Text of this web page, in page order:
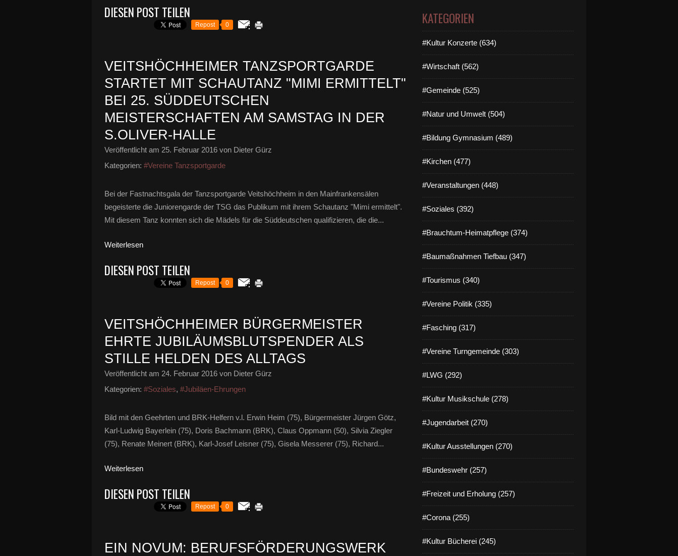
DIESEN POST TEILEN
Repost 0
VEITSHÖCHHEIMER TANZSPORTGARDE
STARTET MIT SCHAUTANZ "MIMI ERMITTELT"
BEI 25. SÜDDEUTSCHEN
MEISTERSCHAFTEN AM SAMSTAG IN DER
S.OLIVER-HALLE
Veröffentlicht am 25. Februar 2016 von Dieter Gürz
Kategorien: #Vereine Tanzsportgarde
Bei der Fastnachtsgala der Tanzsportgarde Veitshöchheim in den Mainfrankensälen
begeisterte die Juniorengarde der TSG das Publikum mit ihrem Schautanz "Mimi ermittelt".
Mit diesem Tanz konnten sich die Mädels für die Süddeutschen qualifizieren, die die...
Weiterlesen
DIESEN POST TEILEN
Repost 0
VEITSHÖCHHEIMER BÜRGERMEISTER
EHRTE JUBILÄUMSBLUTSPENDER ALS
STILLE HELDEN DES ALLTAGS
Veröffentlicht am 24. Februar 2016 von Dieter Gürz
Kategorien: #Soziales, #Jubiläen-Ehrungen
Bild mit den Geehrten und BRK-Helfern v.l. Erwin Heim (75), Bürgermeister Jürgen Götz,
Karl-Ludwig Bayerlein (75), Doris Bachmann (BRK), Claus Oppmann (50), Silvia Ziegler
(75), Renate Meinert (BRK), Karl-Josef Leisner (75), Gisela Messerer (75), Richard...
Weiterlesen
DIESEN POST TEILEN
Repost 0
EIN NOVUM: BERUFSFÖRDERUNGSWERK
KATEGORIEN
#Kultur Konzerte (634)
#Wirtschaft (562)
#Gemeinde (525)
#Natur und Umwelt (504)
#Bildung Gymnasium (489)
#Kirchen (477)
#Veranstaltungen (448)
#Soziales (392)
#Brauchtum-Heimatpflege (374)
#Baumaßnahmen Tiefbau (347)
#Tourismus (340)
#Vereine Politik (335)
#Fasching (317)
#Vereine Turngemeinde (303)
#LWG (292)
#Kultur Musikschule (278)
#Jugendarbeit (270)
#Kultur Ausstellungen (270)
#Bundeswehr (257)
#Freizeit und Erholung (257)
#Corona (255)
#Kultur Bücherei (245)